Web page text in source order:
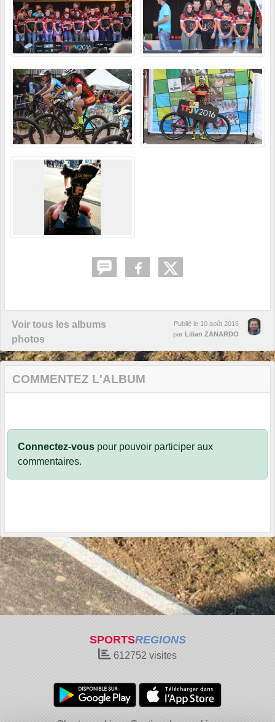
Voir tous les albums
photos
Publié le 10 août 2016
par Lilian ZANARDO
COMMENTEZ L'ALBUM
Connectez-vous pour pouvoir participer aux
commentaires.
SPORTSREGIONS
612752 visites